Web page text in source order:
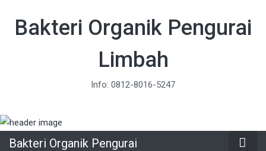
Bakteri Organik Pengurai
Limbah
Info: 0812-8016-5247
Bakteri Organik Pengurai